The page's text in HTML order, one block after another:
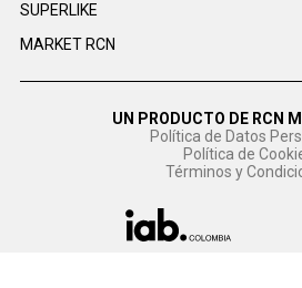
SUPERLIKE
MARKET RCN
UN PRODUCTO DE RCN
Política de Datos
Política de
Términos y